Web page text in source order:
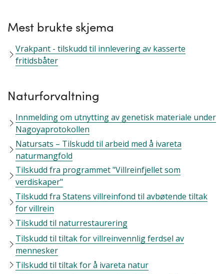
Mest brukte skjema
Vrakpant - tilskudd til innlevering av kasserte
fritidsbåter
Naturforvaltning
Innmelding om utnytting av genetisk materiale under
Nagoyaprotokollen
Natursats – Tilskudd til arbeid med å ivareta
naturmangfold
Tilskudd fra programmet "Villreinfjellet som
verdiskaper"
Tilskudd fra Statens villreinfond til avbøtende tiltak
for villrein
Tilskudd til naturrestaurering
Tilskudd til tiltak for villreinvennlig ferdsel av
mennesker
Tilskudd til tiltak for å ivareta natur